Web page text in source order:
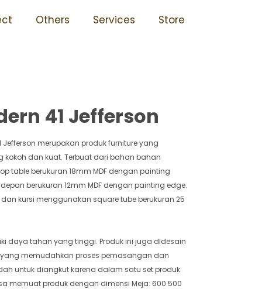
Others Services Store
Jefferson
41 Jefferson
Jefferson merupakan produk furniture yang
dan kuat. Terbuat dari bahan bahan
table berukuran 18mm MDF dengan painting
berukuran 12mm MDF dengan painting edge.
kursi menggunakan square tube berukuran 25
daya tahan yang tinggi. Produk ini juga didesain
memudahkan proses pemasangan dan
untuk diangkut karena dalam satu set produk
memuat produk dengan dimensi Meja: 600 500